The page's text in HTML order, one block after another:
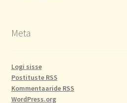
Meta
Logi sisse
Postituste RSS
Kommentaaride RSS
WordPress.org